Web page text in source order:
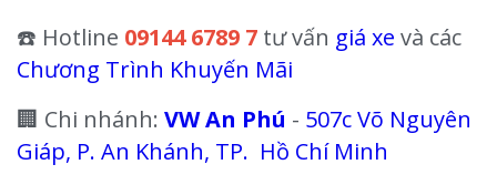
☎️ Hotline 09144 6789 7 tư vấn giá xe và các
Chương Trình Khuyến Mãi
🏢 Chi nhánh: VW An Phú - 507c Võ Nguyên
Giáp, P. An Khánh, TP. Hồ Chí Minh